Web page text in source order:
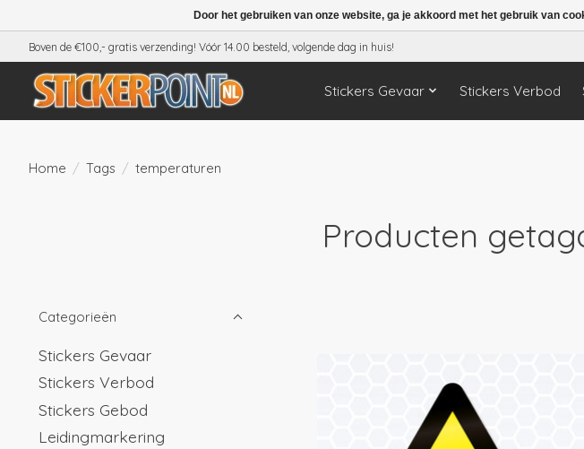
Boven de €100,- gratis verzending! Vóór 14.00 besteld, volgende dag in huis!
Stickers Gevaar Stickers Verbod
Home / Tags / temperaturen
Producten
Categorieën
Stickers Gevaar
Stickers Verbod
Stickers Gebod
Leidingmarkering
Door het gebruiken van onze website, ga je akkoord met het gebruik van